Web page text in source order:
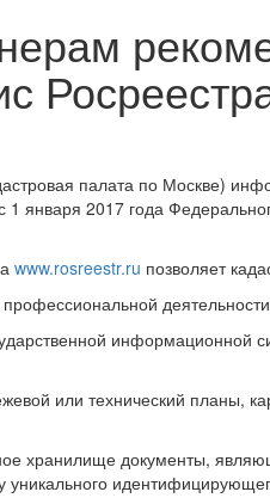
палата по Москве)
1 января 2017 года
www.rosreestr.ru позволяет
информационной
или технический планы,
хранилище документы,
уникального